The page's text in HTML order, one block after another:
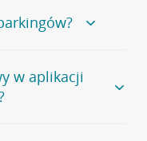
CA24 Mobile (jeśli
w aplikacji